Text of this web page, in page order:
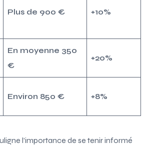
Plus de 900 € +10%
En moyenne 350
€
+20%
Environ 850 € +8%
l’importance de se tenir informé